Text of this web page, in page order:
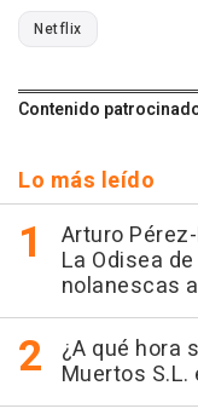
Netflix
Contenido
Lo más leído
Arturo
La Odisea
nolanescas
¿A qué hora
Muertos